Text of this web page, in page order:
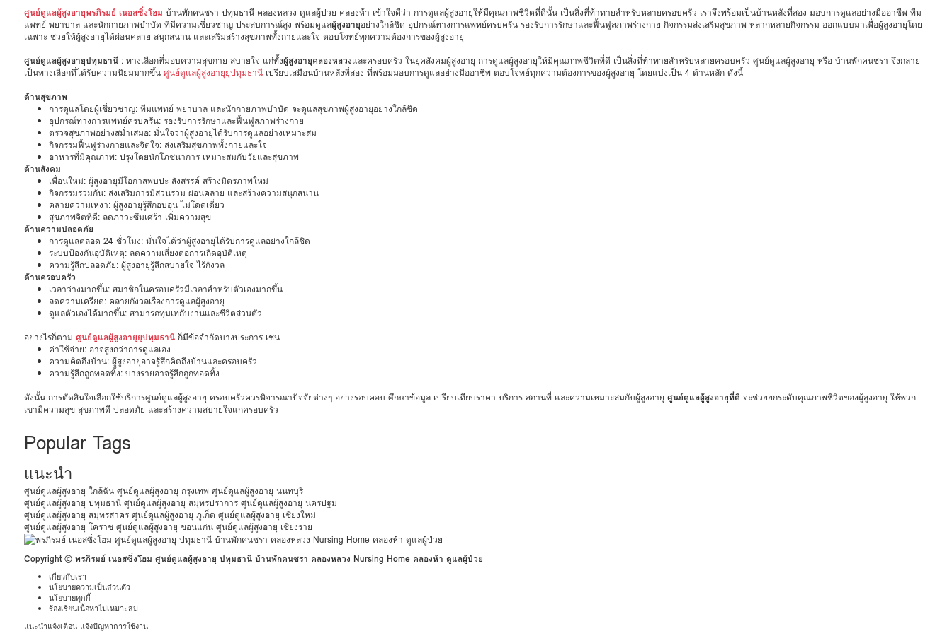
ศูนย์ดูแลผู้สูงอายุพรภิรมย์ เนอสซิ่งโฮม บ้านพักคนชรา ปทุมธานี คลองหลวง ดูแลผู้ป่วย คลองห้า เข้าใจดีว่า การดูแลผู้สูงอายุให้มีคุณภาพชีวิตที่ดีนั้น เป็นสิ่งที่ท้าทายสำหรับหลายครอบครัว เราจึงพร้อมเป็นบ้านหลังที่สอง มอบการดูแลอย่างมืออาชีพ ทีม
แพทย์ พยาบาล และนักกายภาพบำบัด ที่มีความเชี่ยวชาญ ประสบการณ์สูง พร้อมดูแลผู้สูงอายุอย่างใกล้ชิด อุปกรณ์ทางการแพทย์ครบครัน รองรับการรักษาและฟื้นฟูสภาพร่างกาย กิจกรรมส่งเสริมสุขภาพ หลากหลายกิจกรรม ออกแบบมาเพื่อผู้สูงอายุโดย
เฉพาะ ช่วยให้ผู้สูงอายุได้ผ่อนคลาย สนุกสนาน และเสริมสร้างสุขภาพทั้งกายและใจ ตอบโจทย์ทุกความต้องการของผู้สูงอายุ
ศูนย์ดูแลผู้สูงอายุปทุมธานี: ทางเลือกที่มอบความสุขกาย สบายใจ แก่ทั้งผู้สูงอายุคลองหลวงและครอบครัว ในยุคสังคมผู้สูงอายุ การดูแลผู้สูงอายุให้มีคุณภาพชีวิตที่ดี เป็นสิ่งที่ท้าทายสำหรับหลายครอบครัว ศูนย์ดูแลผู้สูงอายุ หรือ บ้านพักคนชรา จึงกลาย
เป็นทางเลือกที่ได้รับความนิยมมากขึ้น ศูนย์ดูแลผู้สูงอายุยุปทุมธานีเปรียบเสมือนบ้านหลังที่สอง ที่พร้อมมอบการดูแลอย่างมืออาชีพ ตอบโจทย์ทุกความต้องการของผู้สูงอายุ โดยแบ่งเป็น 4 ด้านหลัก ดังนี้
ด้านสุขภาพ
การดูแลโดยผู้เชี่ยวชาญ: ทีมแพทย์ พยาบาล และนักกายภาพบำบัด จะดูแลสุขภาพผู้สูงอายุอย่างใกล้ชิด
อุปกรณ์ทางการแพทย์ครบครัน: รองรับการรักษาและฟื้นฟูสภาพร่างกาย
ตรวจสุขภาพอย่างสม่ำเสมอ: มั่นใจว่าผู้สูงอายุได้รับการดูแลอย่างเหมาะสม
กิจกรรมฟื้นฟูร่างกายและจิตใจ: ส่งเสริมสุขภาพทั้งกายและใจ
อาหารที่มีคุณภาพ: ปรุงโดยนักโภชนาการ เหมาะสมกับวัยและสุขภาพ
ด้านสังคม
เพื่อนใหม่: ผู้สูงอายุมีโอกาสพบปะ สังสรรค์ สร้างมิตรภาพใหม่
กิจกรรมร่วมกัน: ส่งเสริมการมีส่วนร่วม ผ่อนคลาย และสร้างความสนุกสนาน
คลายความเหงา: ผู้สูงอายุรู้สึกอบอุ่น ไม่โดดเดี่ยว
สุขภาพจิตที่ดี: ลดภาวะซึมเศร้า เพิ่มความสุข
ด้านความปลอดภัย
การดูแลตลอด 24 ชั่วโมง: มั่นใจได้ว่าผู้สูงอายุได้รับการดูแลอย่างใกล้ชิด
ระบบป้องกันอุบัติเหตุ: ลดความเสี่ยงต่อการเกิดอุบัติเหตุ
ความรู้สึกปลอดภัย: ผู้สูงอายุรู้สึกสบายใจ ไร้กังวล
ด้านครอบครัว
เวลาว่างมากขึ้น: สมาชิกในครอบครัวมีเวลาสำหรับตัวเองมากขึ้น
ลดความเครียด: คลายกังวลเรื่องการดูแลผู้สูงอายุ
ดูแลตัวเองได้มากขึ้น: สามารถทุ่มเทกับงานและชีวิตส่วนตัว
อย่างไรก็ตาม ศูนย์ดูแลผู้สูงอายุยุปทุมธานีก็มีข้อจำกัดบางประการ เช่น
ค่าใช้จ่าย: อาจสูงกว่าการดูแลเอง
ความคิดถึงบ้าน: ผู้สูงอายุอาจรู้สึกคิดถึงบ้านและครอบครัว
ความรู้สึกถูกทอดทิ้ง: บางรายอาจรู้สึกถูกทอดทิ้ง
ดังนั้น การตัดสินใจเลือกใช้บริการศูนย์ดูแลผู้สูงอายุ ครอบครัวควรพิจารณาปัจจัยต่างๆ อย่างรอบคอบ ศึกษาข้อมูล เปรียบเทียบราคา บริการ สถานที่ และความเหมาะสมกับผู้สูงอายุ ศูนย์ดูแลผู้สูงอายุที่ดี จะช่วยยกระดับคุณภาพชีวิตของผู้สูงอายุ ให้พวก
เขามีความสุข สุขภาพดี ปลอดภัย และสร้างความสบายใจแก่ครอบครัว
Popular Tags
แนะนำ
ศูนย์ดูแลผู้สูงอายุ ใกล้ฉัน ศูนย์ดูแลผู้สูงอายุ กรุงเทพ ศูนย์ดูแลผู้สูงอายุ นนทบุรี
ศูนย์ดูแลผู้สูงอายุ ปทุมธานี ศูนย์ดูแลผู้สูงอายุ สมุทรปราการ ศูนย์ดูแลผู้สูงอายุ นครปฐม
ศูนย์ดูแลผู้สูงอายุ สมุทรสาคร ศูนย์ดูแลผู้สูงอายุ ภูเก็ต ศูนย์ดูแลผู้สูงอายุ เชียงใหม่
ศูนย์ดูแลผู้สูงอายุ โคราช ศูนย์ดูแลผู้สูงอายุ ขอนแก่น ศูนย์ดูแลผู้สูงอายุ เชียงราย
Copyright © พรภิรมย์ เนอสซิ่งโฮม ศูนย์ดูแลผู้สูงอายุ ปทุมธานี บ้านพักคนชรา คลองหลวง Nursing Home คลองห้า ดูแลผู้ป่วย
เกี่ยวกับเรา
นโยบายความเป็นส่วนตัว
นโยบายคุกกี้
ร้องเรียนเนื้อหาไม่เหมาะสม
แนะนำแจ้งเตือน แจ้งปัญหาการใช้งาน